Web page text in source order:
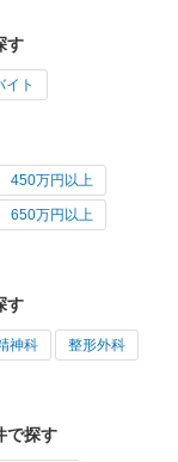
す
イト
450万円以上
650万円以上
す
神科 整形外科
で探す